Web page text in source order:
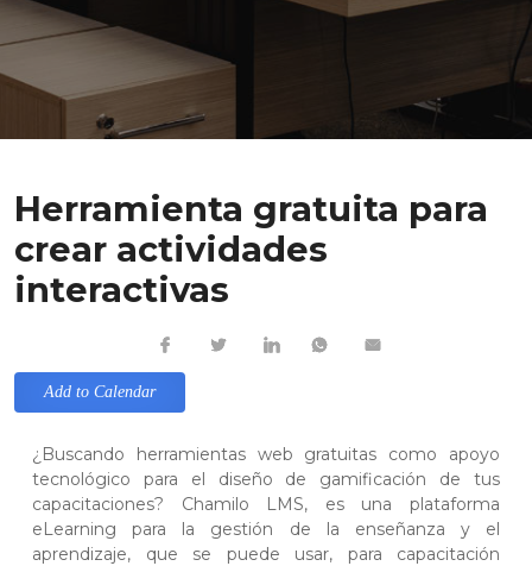
Herramienta gratuita para
crear actividades
interactivas
Add to Calendar
¿Buscando herramientas web gratuitas como apoyo
tecnológico para el diseño de gamificación de tus
capacitaciones? Chamilo LMS, es una plataforma
eLearning para la gestión de la enseñanza y el
aprendizaje, que se puede usar, para capacitación